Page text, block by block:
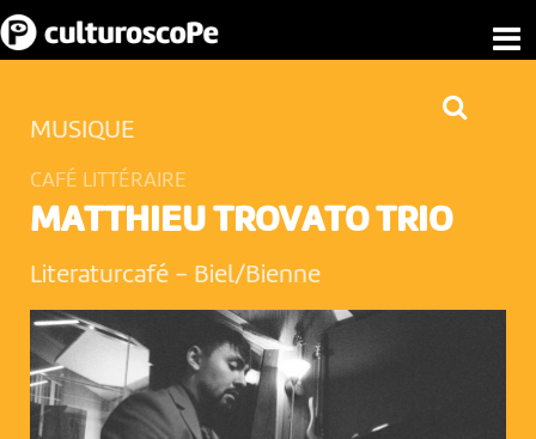
MUSIQUE
CAFÉ LITTÉRAIRE
MATTHIEU TROVATO TRIO
Literaturcafé - Biel/Bienne